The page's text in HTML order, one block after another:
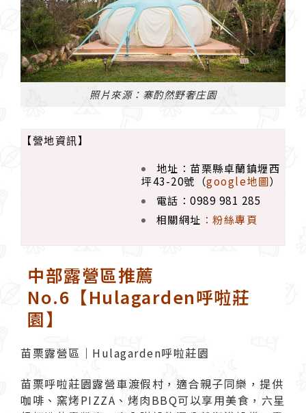
照片來源：寨酌然野奢庄園
【營地資訊】
地址：苗栗縣卓蘭鎮壢西
坪43-20號（google地圖）
電話：0989 981 285
相關網址 ：粉絲專頁
中部露營區推薦
No.6【Hulagarden呼啦莊
園】
苗栗露營區｜Hulagarden呼啦莊園
苗栗呼啦莊園露營車渡假村，適合親子同樂，提供
咖啡、窯烤PIZZA、烤肉BBQ可以享用美食，六星